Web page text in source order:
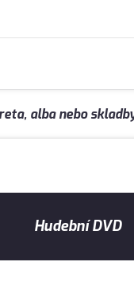
Hudební DVD